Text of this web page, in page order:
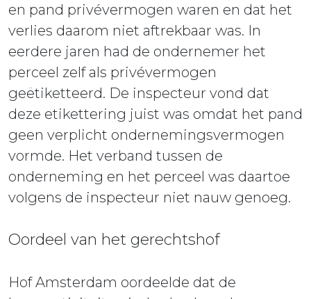
en pand privévermogen waren en dat het
verlies daarom niet aftrekbaar was. In
eerdere jaren had de ondernemer het
perceel zelf als privévermogen
geëtiketteerd. De inspecteur vond dat
deze etikettering juist was omdat het pand
geen verplicht ondernemingsvermogen
vormde. Het verband tussen de
onderneming en het perceel was daartoe
volgens de inspecteur niet nauw genoeg.
Oordeel van het gerechtshof
Hof Amsterdam oordeelde dat de